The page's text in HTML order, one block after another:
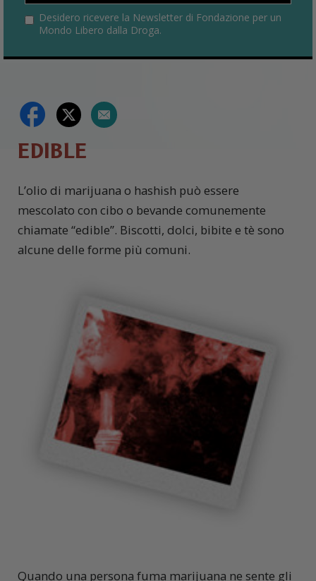
Desidero ricevere la Newsletter di Fondazione per un
Mondo Libero dalla Droga.
EDIBLE
L’olio di marijuana o hashish può essere
mescolato con cibo o bevande comunemente
chiamate “edible”. Biscotti, dolci, bibite e tè sono
alcune delle forme più comuni.
Quando una persona fuma marijuana ne sente gli